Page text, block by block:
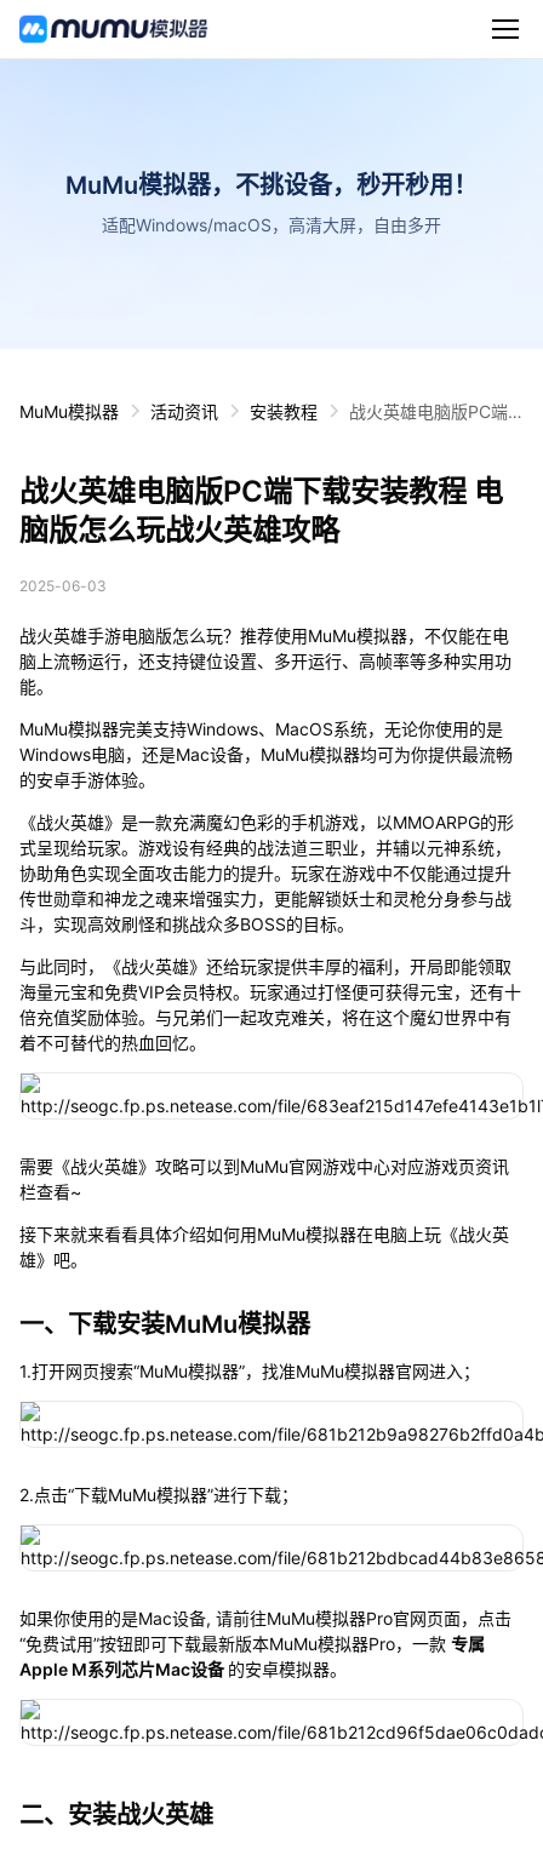
MuMu模拟器，不挑设备，秒开秒用！
适配Windows/macOS，高清大屏，自由多开
MuMu模拟器 活动资讯 安装教程
战火英雄电脑版PC端
战火英雄电脑版PC端下载安装教程 电
脑版怎么玩战火英雄攻略
2025-06-03
战火英雄手游电脑版怎么玩？推荐使用MuMu模拟器，不仅能在电
脑上流畅运行，还支持键位设置、多开运行、高帧率等多种实用功
能。
MuMu模拟器完美支持Windows、MacOS系统，无论你使用的是
Windows电脑，还是Mac设备，MuMu模拟器均可为你提供最流畅
的安卓手游体验。
《战火英雄》是一款充满魔幻色彩的手机游戏，以MMOARPG的形
式呈现给玩家。游戏设有经典的战法道三职业，并辅以元神系统，
协助角色实现全面攻击能力的提升。玩家在游戏中不仅能通过提升
传世勋章和神龙之魂来增强实力，更能解锁妖士和灵枪分身参与战
斗，实现高效刷怪和挑战众多BOSS的目标。
与此同时，《战火英雄》还给玩家提供丰厚的福利，开局即能领取
海量元宝和免费VIP会员特权。玩家通过打怪便可获得元宝，还有十
倍充值奖励体验。与兄弟们一起攻克难关，将在这个魔幻世界中有
着不可替代的热血回忆。
需要《战火英雄》攻略可以到MuMu官网游戏中心对应游戏页资讯
栏查看~
接下来就来看看具体介绍如何用MuMu模拟器在电脑上玩《战火英
雄》吧。
一、下载安装MuMu模拟器
1.打开网页搜索“MuMu模拟器”，找准MuMu模拟器官网进入；
2.点击“下载MuMu模拟器”进行下载；
如果你使用的是Mac设备, 请前往MuMu模拟器Pro官网页面，点击
“免费试用”按钮即可下载最新版本MuMu模拟器Pro，一款 专属
Apple M系列芯片Mac设备的安卓模拟器。
二、安装战火英雄